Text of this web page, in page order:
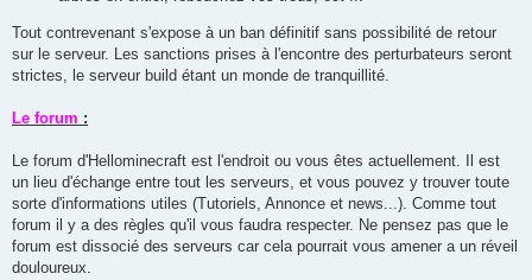
Tout contrevenant s'expose à un ban définitif sans possibilité de retour
sur le serveur. Les sanctions prises à l'encontre des perturbateurs seront
strictes, le serveur build étant un monde de tranquillité.
Le forum :
Le forum d'Hellominecraft est l'endroit ou vous êtes actuellement. Il est
un lieu d'échange entre tout les serveurs, et vous pouvez y trouver toute
sorte d'informations utiles (Tutoriels, Annonce et news...). Comme tout
forum il y a des règles qu'il vous faudra respecter. Ne pensez pas que le
forum est dissocié des serveurs car cela pourrait vous amener a un réveil
douloureux.